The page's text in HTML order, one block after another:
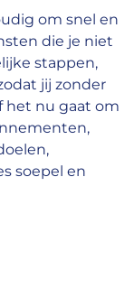
om snel en
die je niet
stappen,
jij zonder
het nu gaat om
soepel en